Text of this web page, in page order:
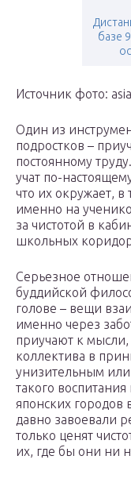
базе
Источник фото:
Один из
подростков –
постоянному
учат по-
что их окружает,
именно на
за чистотой в
школьных
Серьезное
буддийской
голове – вещи
именно через
приучают к мысли,
коллектива в
унизительным
такого
японских городов
давно завоевали
только ценят
их, где бы они ни